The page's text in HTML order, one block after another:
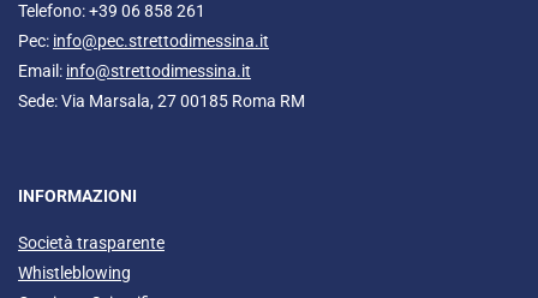
Telefono: +39 06 858 261
Pec: info@pec.strettodimessina.it
Email: info@strettodimessina.it
Sede: Via Marsala, 27 00185 Roma RM
INFORMAZIONI
Società trasparente
Whistleblowing